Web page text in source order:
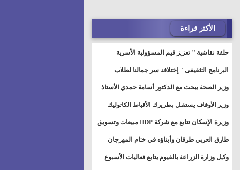
الأكثر قراءة
حلقة نقاشية " تعزيز قيم المسؤولية الأسرية
البرنامج التثقيفى " إختلافنا سر جمالنا لطلاب
وطالبات ذوى الهمهم" بمدارس التربية الخاصة
وزير الصحة يبحث مع الدكتور أسامة حمدي الأستاذ
بجامعة هارفارد توسيع برامج التوعية بمرض السكري
وزير الأوقاف يستقبل بطريرك الأقباط الكاثوليك
وزيرة الإسكان تتابع مع شركة HDP مبيعات وتسويق
مشروعات المدن الجديدة
طارق العربي طرقان وأبناؤه في ختام المهرجان
الصيفي للموسيقى والغناء بالمسرح المكشوف
وكيل وزارة الزراعة بالفيوم يتابع فعاليات الأسبوع